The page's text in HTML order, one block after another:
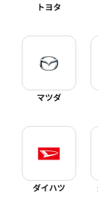
トヨタ
マツダ
ダイハツ